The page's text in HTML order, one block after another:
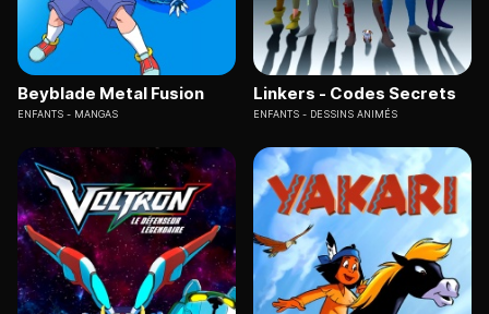
Beyblade Metal Fusion
ENFANTS MANGAS
Linkers - Codes Secrets
ENFANTS DESSINS ANIMÉS